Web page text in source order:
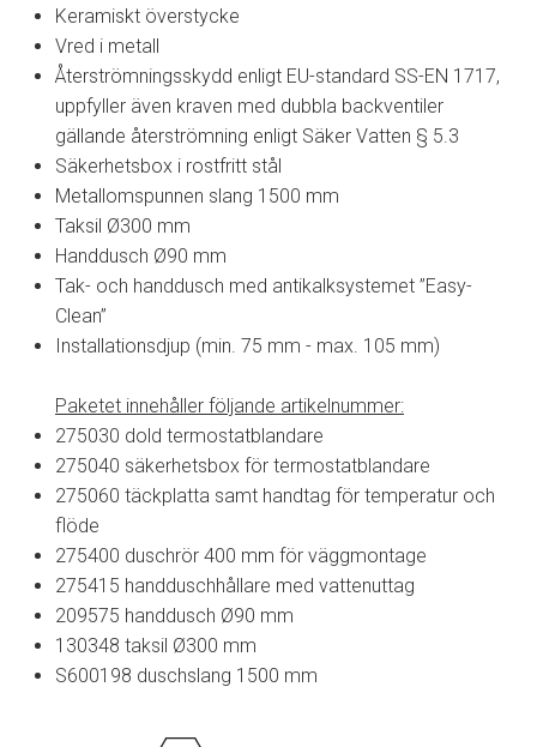
Keramiskt överstycke
Vred i metall
Återströmningsskydd enligt EU-standard SS-EN 1717,
uppfyller även kraven med dubbla backventiler
gällande återströmning enligt Säker Vatten § 5.3
Säkerhetsbox i rostfritt stål
Metallomspunnen slang 1500 mm
Taksil Ø300 mm
Handdusch Ø90 mm
Tak- och handdusch med antikalksystemet ”Easy-
Clean”
Installationsdjup (min. 75 mm - max. 105 mm)
Paketet innehåller följande artikelnummer:
275030 dold termostatblandare
275040 säkerhetsbox för termostatblandare
275060 täckplatta samt handtag för temperatur och
flöde
275400 duschrör 400 mm för väggmontage
275415 handduschhållare med vattenuttag
209575 handdusch Ø90 mm
130348 taksil Ø300 mm
S600198 duschslang 1500 mm